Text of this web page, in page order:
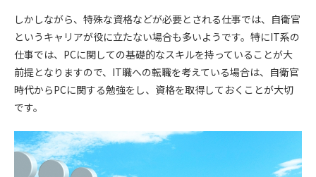
しかしながら、特殊な資格などが必要とされる仕事では、自衛官
というキャリアが役に立たない場合も多いようです。特にIT系の
仕事では、PCに関しての基礎的なスキルを持っていることが大
前提となりますので、IT職への転職を考えている場合は、自衛官
時代からPCに関する勉強をし、資格を取得しておくことが大切
です。